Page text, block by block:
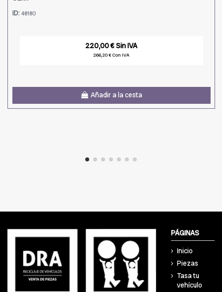
ID: 48180
220,00 € Sin IVA
266,20 € Con IVA
Añadir a la cesta
PÁGINAS
Inicio
Piezas
Tasa tu
vehículo